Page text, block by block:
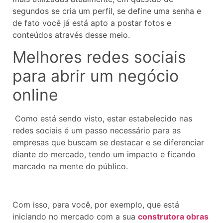
segundos se cria um perfil, se define uma senha e
de fato você já está apto a postar fotos e
conteúdos através desse meio.
Melhores redes sociais
para abrir um negócio
online
Como está sendo visto, estar estabelecido nas
redes sociais é um passo necessário para as
empresas que buscam se destacar e se diferenciar
diante do mercado, tendo um impacto e ficando
marcado na mente do público.
Com isso, para você, por exemplo, que está
iniciando no mercado com a sua construtora obras